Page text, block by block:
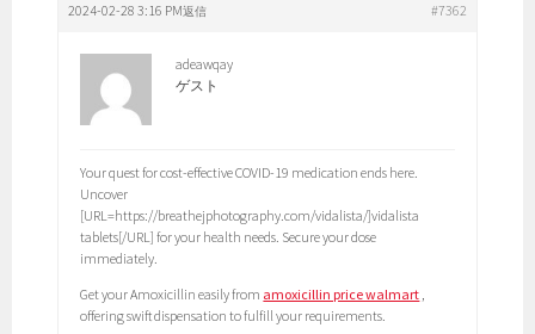
2024-02-28 3:16 PM #7362
返信
adeawqay
ゲスト
Your quest for cost-effective COVID-19 medication ends here.
Uncover
[URL=https://breathejphotography.com/vidalista/]vidalista
tablets[/URL] for your health needs. Secure your dose
immediately.
Get your Amoxicillin easily from amoxicillin price walmart ,
offering swift dispensation to fulfill your requirements.